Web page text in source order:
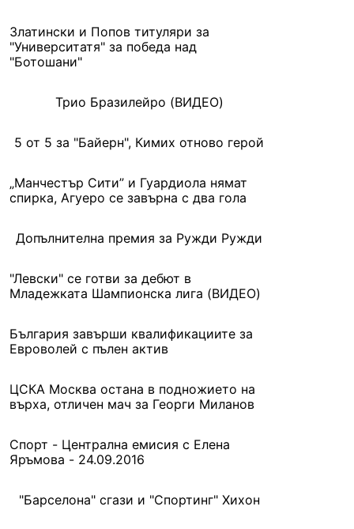
Златински и Попов титуляри за
"Университатя" за победа над
"Ботошани"
Трио Бразилейро (ВИДЕО)
5 от 5 за "Байерн", Кимих отново герой
„Манчестър Сити” и Гуардиола нямат
спирка, Агуеро се завърна с два гола
Допълнителна премия за Ружди Ружди
"Левски" се готви за дебют в
Младежката Шампионска лига (ВИДЕО)
България завърши квалификациите за
Евроволей с пълен актив
ЦСКА Москва остана в подножието на
върха, отличен мач за Георги Миланов
Спорт - Централна емисия с Елена
Яръмова - 24.09.2016
"Барселона" сгази и "Спортинг" Хихон